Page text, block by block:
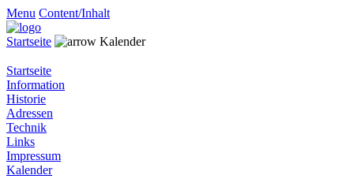
Menu Content/Inhalt
Startseite Kalender
Startseite
Information
Historie
Adressen
Technik
Links
Impressum
Kalender